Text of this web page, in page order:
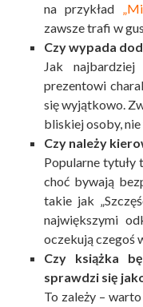
na przykład
zawsze trafi w
Czy wypada
Jak
prezentowi
się wyjątkowo.
bliskiej osoby,
Czy należy
Popularne tytuły
choć bywają
takie jak
największymi
oczekują czegoś
Czy książka
sprawdzi się
To zależy –